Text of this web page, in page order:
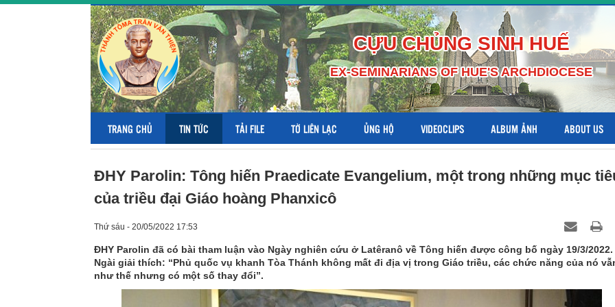
CỰU CHỦNG SINH HUẾ
EX-SEMINARIANS OF HUE'S ARCHDIOCESE
TRANG CHỦ TIN TỨC TẢI FILE TỜ LIÊN LẠC ỦNG HỘ VIDEOCLIPS ALBUM ẢNH ABOUT US
ĐHY Parolin: Tông hiến Praedicate Evangelium, một trong những mục
của triều đại Giáo hoàng Phanxicô
Thứ sáu - 20/05/2022 17:53
ĐHY Parolin đã có bài tham luận vào Ngày nghiên cứu ở Latêranô về Tông hiến được công bố ngày 19/3/2022.
Ngài giải thích: “Phủ quốc vụ khanh Tòa Thánh không mất đi địa vị trong Giáo triều, các chức năng của nó
như thế nhưng có một số thay đổi”.